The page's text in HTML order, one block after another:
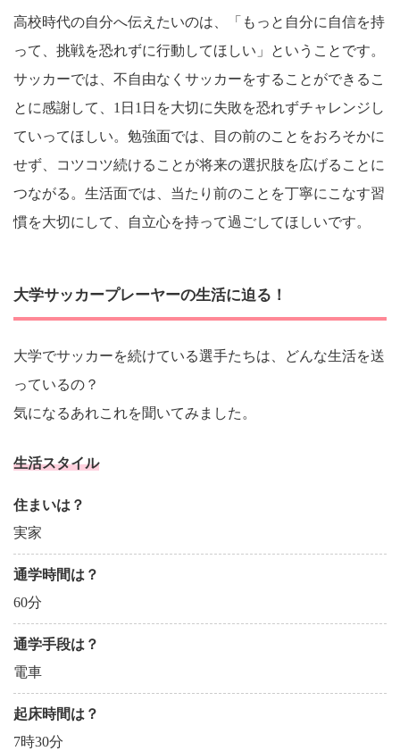
高校時代の自分へ伝えたいのは、「もっと自分に自信を持
って、挑戦を恐れずに行動してほしい」ということです。
サッカーでは、不自由なくサッカーをすることができるこ
とに感謝して、1日1日を大切に失敗を恐れずチャレンジし
ていってほしい。勉強面では、目の前のことをおろそかに
せず、コツコツ続けることが将来の選択肢を広げることに
つながる。生活面では、当たり前のことを丁寧にこなす習
慣を大切にして、自立心を持って過ごしてほしいです。
大学サッカープレーヤーの生活に迫る！
大学でサッカーを続けている選手たちは、どんな生活を送
っているの？
気になるあれこれを聞いてみました。
生活スタイル
住まいは？
実家
通学時間は？
60分
通学手段は？
電車
起床時間は？
7時30分